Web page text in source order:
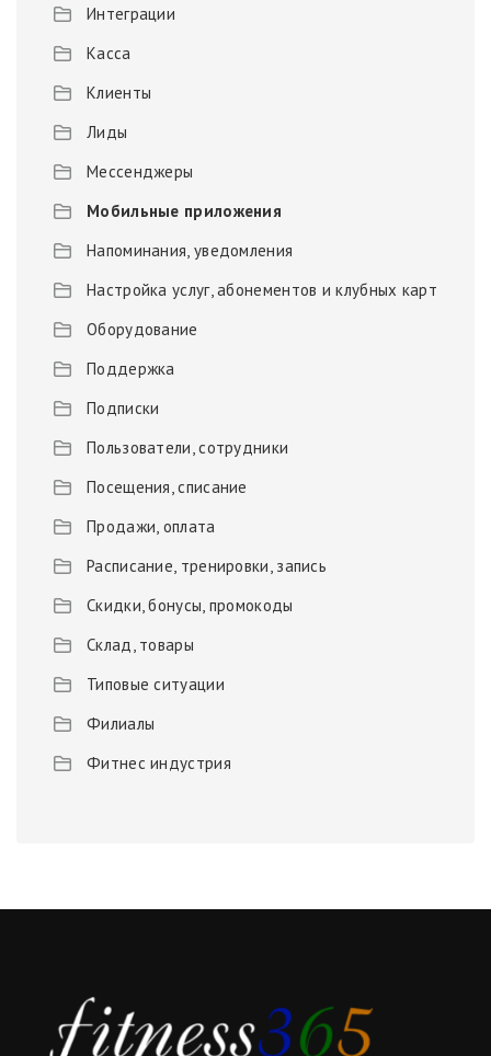
Интеграции
Касса
Клиенты
Лиды
Мессенджеры
Мобильные приложения
Напоминания, уведомления
Настройка услуг, абонементов и клубных карт
Оборудование
Поддержка
Подписки
Пользователи, сотрудники
Посещения, списание
Продажи, оплата
Расписание, тренировки, запись
Скидки, бонусы, промокоды
Склад, товары
Типовые ситуации
Филиалы
Фитнес индустрия